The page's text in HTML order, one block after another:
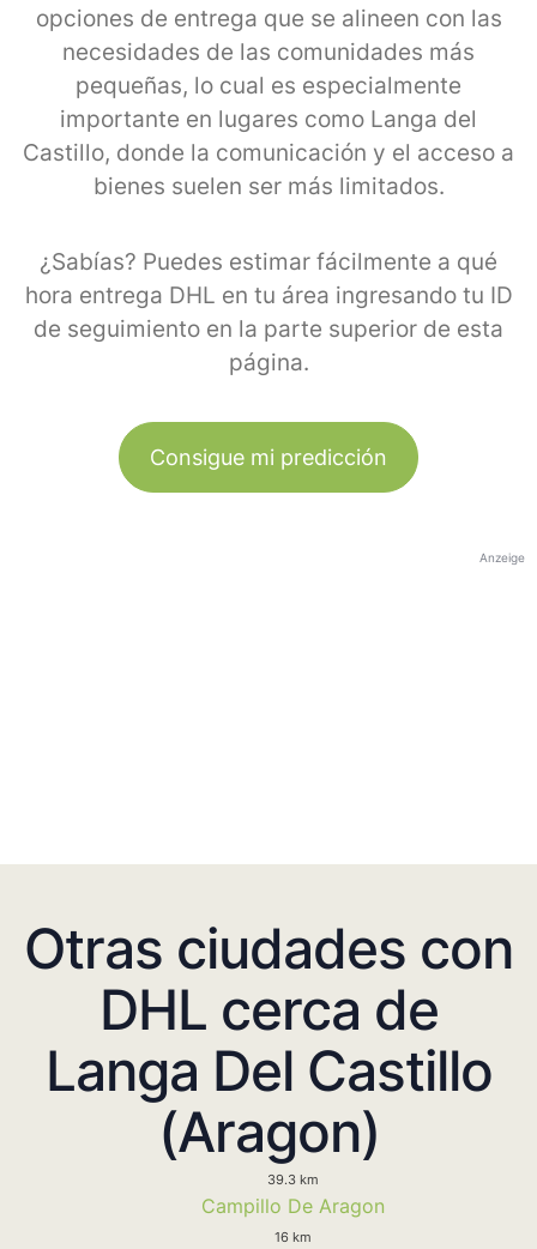
opciones de entrega que se alineen con las
necesidades de las comunidades más
pequeñas, lo cual es especialmente
importante en lugares como Langa del
Castillo, donde la comunicación y el acceso a
bienes suelen ser más limitados.
¿Sabías? Puedes estimar fácilmente a qué
hora entrega DHL en tu área ingresando tu ID
de seguimiento en la parte superior de esta
página.
Consigue mi predicción
Anzeige
Otras ciudades con
DHL cerca de
Langa Del Castillo
(Aragon)
39.3 km
Campillo De Aragon
16 km